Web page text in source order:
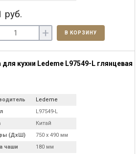
руб.
+ В КОРЗИНУ
для кухни Ledeme L97549-L глянцевая
Ledeme
L97549-L
Китай
(ДхШ)
750 х 490 мм
чаши
180 мм